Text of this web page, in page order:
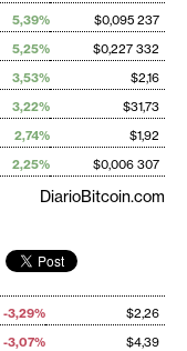
5,39%
$0,095 237
5,25%
$0,227 332
3,53%
$2,16
3,22%
$31,73
2,74%
$1,92
2,25% $0,006 307
DiarioBitcoin.com
-3,29%
$2,26
-3,07%
$4,39